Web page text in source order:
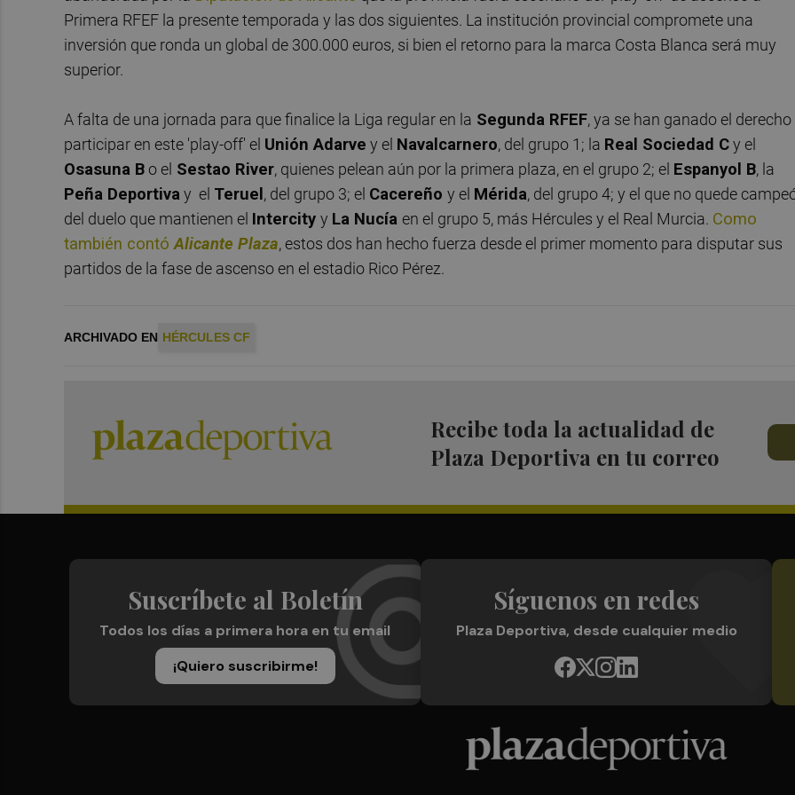
Primera RFEF la presente temporada y las dos siguientes. La institución provincial compromete una
inversión que ronda un global de 300.000 euros, si bien el retorno para la marca Costa Blanca será muy
superior.
A falta de una jornada para que finalice la Liga regular en la Segunda RFEF, ya se han ganado el derecho
participar en este 'play-off' el Unión Adarve y el Navalcarnero, del grupo 1; la Real Sociedad Cy el
Osasuna B o el Sestao River, quienes pelean aún por la primera plaza, en el grupo 2; el Espanyol B, la
Peña Deportiva y el Teruel, del grupo 3; el Cacereño y el Mérida, del grupo 4; y el que no quede
del duelo que mantienen el Intercity y La Nucía en el grupo 5, más Hércules y el Real Murcia. Como
también contó Alicante Plaza, estos dos han hecho fuerza desde el primer momento para disputar sus
partidos de la fase de ascenso en el estadio Rico Pérez.
ARCHIVADO EN HÉRCULES CF
Recibe toda la actualidad de
Plaza Deportiva en tu correo
Suscríbete al Boletín
Todos los días a primera hora en tu email
¡Quiero suscribirme!
Síguenos en redes
Plaza Deportiva, desde cualquier medio